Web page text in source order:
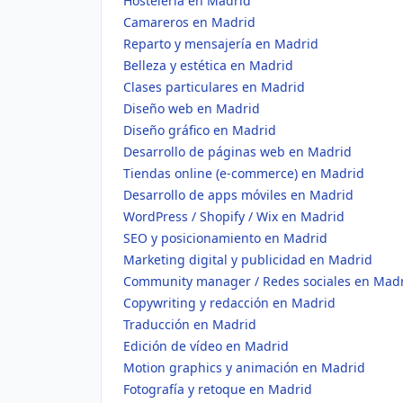
Camareros en Madrid
Reparto y mensajería en Madrid
Belleza y estética en Madrid
Clases particulares en Madrid
Diseño web en Madrid
Diseño gráfico en Madrid
Desarrollo de páginas web en Madrid
Tiendas online (e-commerce) en Madrid
Desarrollo de apps móviles en Madrid
WordPress / Shopify / Wix en Madrid
SEO y posicionamiento en Madrid
Marketing digital y publicidad en Madrid
Community manager / Redes sociales en
Copywriting y redacción en Madrid
Traducción en Madrid
Edición de vídeo en Madrid
Motion graphics y animación en Madrid
Fotografía y retoque en Madrid